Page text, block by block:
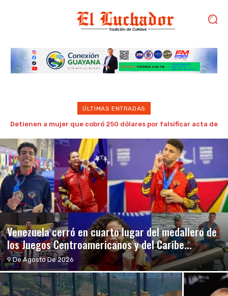
ÚLTIMAS ENTRADAS
Tifón Dolphin azota la costa oriental china
Venezuela cerró en cuarto lugar del medallero de
los Juegos Centroamericanos y del Caribe...
9 De Agosto De 2026